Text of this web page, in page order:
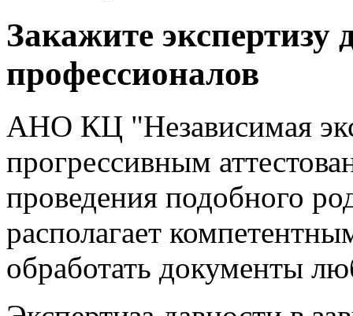
Закажите экспертизу
профессионалов
АНО КЦ "Независимая
прогрессивным
проведения подобного
располагает
обработать документы